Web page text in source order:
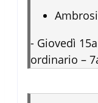
- Giovedì
ordinario –